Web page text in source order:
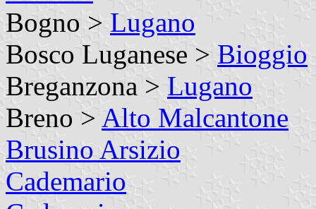
Bogno > Lugano
Bosco Luganese > Bioggio
Breganzona > Lugano
Breno > Alto Malcantone
Brusino Arsizio
Cademario